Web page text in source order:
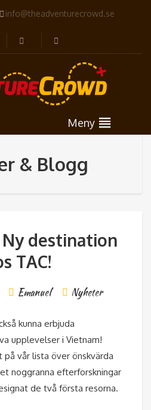
info@theadventurecrowd.se
Meny
& Blogg
destination
TAC!
Emanuel Nyheter
kunna erbjuda
upplevelser i Vietnam!
vår lista över önskvärda
noggranna efterforskningar
de två första resorna.